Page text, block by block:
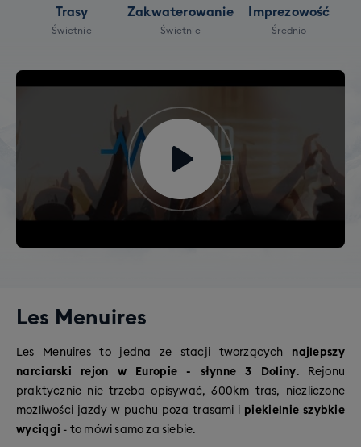
Trasy
Świetnie
Zakwaterowanie
Świetnie
Imprezowość
Średnio
Les Menuires
Les Menuires to jedna ze stacji tworzących najlepszy
narciarski rejon w Europie - słynne 3 Doliny. Rejonu
praktycznie nie trzeba opisywać, 600km tras, niezliczone
możliwości jazdy w puchu poza trasami i piekielnie szybkie
wyciągi - to mówi samo za siebie.